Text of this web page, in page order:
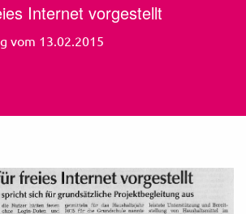
Internet vorgestellt
vom 13.02.2015